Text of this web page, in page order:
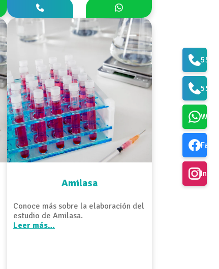
Amilasa
Conoce más sobre la elaboración del
estudio de Amilasa.
Leer más…